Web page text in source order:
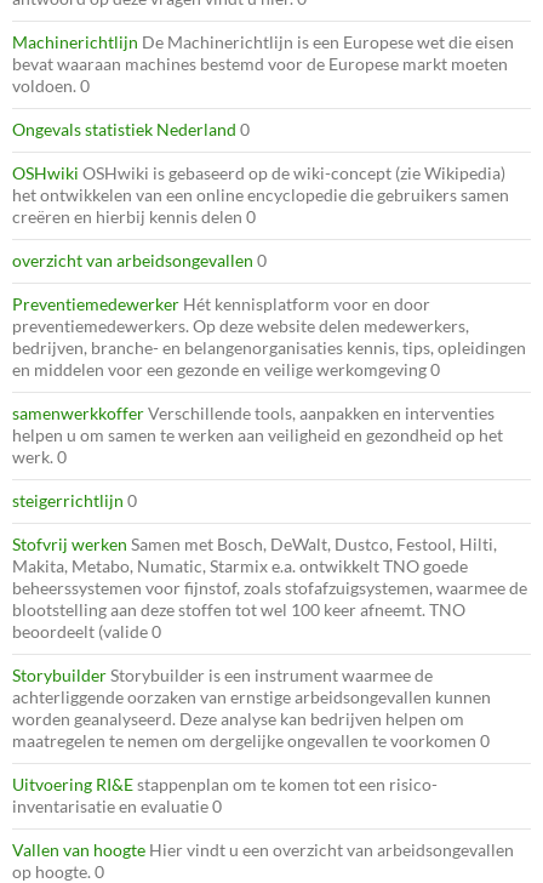
Machinerichtlijn De Machinerichtlijn is een Europese wet die eisen
bevat waaraan machines bestemd voor de Europese markt moeten
voldoen. 0
Ongevals statistiek Nederland 0
OSHwiki OSHwiki is gebaseerd op de wiki-concept (zie Wikipedia)
het ontwikkelen van een online encyclopedie die gebruikers samen
creëren en hierbij kennis delen 0
overzicht van arbeidsongevallen 0
Preventiemedewerker Hét kennisplatform voor en door
preventiemedewerkers. Op deze website delen medewerkers,
bedrijven, branche- en belangenorganisaties kennis, tips, opleidingen
en middelen voor een gezonde en veilige werkomgeving 0
samenwerkkofferVerschillende tools, aanpakken en interventies
helpen u om samen te werken aan veiligheid en gezondheid op het
werk. 0
steigerrichtlijn 0
Stofvrij werken Samen met Bosch, DeWalt, Dustco, Festool, Hilti,
Makita, Metabo, Numatic, Starmix e.a. ontwikkelt TNO goede
beheerssystemen voor fijnstof, zoals stofafzuigsystemen, waarmee de
blootstelling aan deze stoffen tot wel 100 keer afneemt. TNO
beoordeelt (valide 0
StorybuilderStorybuilder is een instrument waarmee de
achterliggende oorzaken van ernstige arbeidsongevallen kunnen
worden geanalyseerd. Deze analyse kan bedrijven helpen om
maatregelen te nemen om dergelijke ongevallen te voorkomen 0
Uitvoering RI&Estappenplan om te komen tot een risico-
inventarisatie en evaluatie 0
Vallen van hoogte Hier vindt u een overzicht van arbeidsongevallen
op hoogte. 0